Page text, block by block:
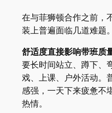
在与菲狮顿合作之前，
装上普遍面临几道难题。
舒适度直接影响带班质
要长时间站立、蹲下、
戏、上课、户外活动。
感强，一天下来疲惫不
热情。